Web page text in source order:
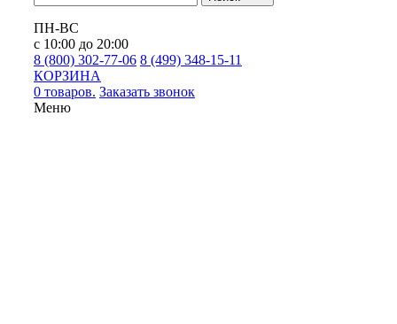
ПН-ВС
с 10:00 до 20:00
8 (800) 302-77-06 8 (499) 348-15-11
КОРЗИНА
0 товаров. Заказать звонок
Меню